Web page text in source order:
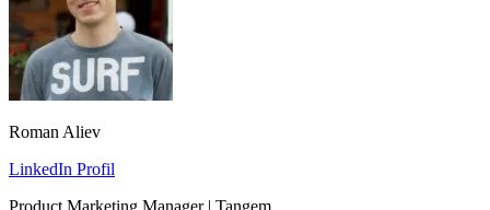
Roman Aliev
LinkedIn Profil
Product Marketing Manager | Tangem